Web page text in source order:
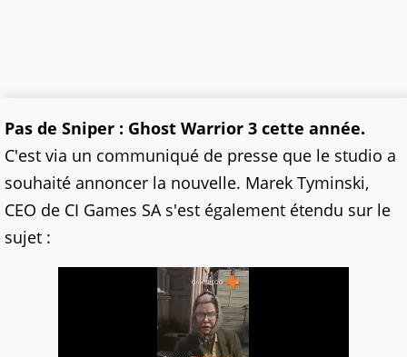
Pas de Sniper : Ghost Warrior 3 cette année.
C'est via un communiqué de presse que le studio a
souhaité annoncer la nouvelle. Marek Tyminski,
CEO de CI Games SA s'est également étendu sur le
sujet :